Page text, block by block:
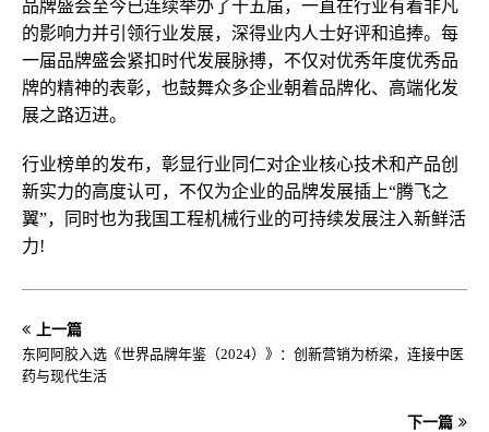
品牌盛会至今已连续举办了十五届，一直在行业有着非凡
的影响力并引领行业发展，深得业内人士好评和追捧。每
一届品牌盛会紧扣时代发展脉搏，不仅对优秀年度优秀品
牌的精神的表彰，也鼓舞众多企业朝着品牌化、高端化发
展之路迈进。
行业榜单的发布，彰显行业同仁对企业核心技术和产品创
新实力的高度认可，不仅为企业的品牌发展插上“腾飞之
翼”，同时也为我国工程机械行业的可持续发展注入新鲜活
力!
上一篇
东阿阿胶入选《世界品牌年鉴（2024）》：创新营销为桥梁，连接中医
药与现代生活
下一篇